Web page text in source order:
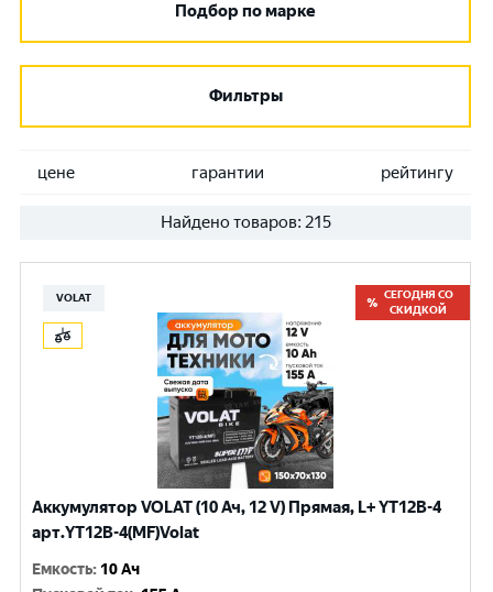
Подбор по марке
Фильтры
цене гарантии рейтингу
Найдено товаров: 215
VOLAT
СЕГОДНЯ СО
СКИДКОЙ
Аккумулятор VOLAT (10 Ач, 12 V) Прямая, L+ YT12B-4
арт.YT12B-4(MF)Volat
Емкость: 10 Ач